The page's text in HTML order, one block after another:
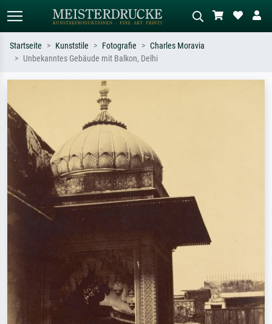
Suchen Sie nach Künstlern, Werktiteln
oder Stilen – z.B. Monet,
Sternennacht, Impressionismus, Welle
Hokusai, Akt.
Startseite Kunststile Fotografie
Charles Moravia
Unbekanntes Gebäude mit Balkon, Delhi